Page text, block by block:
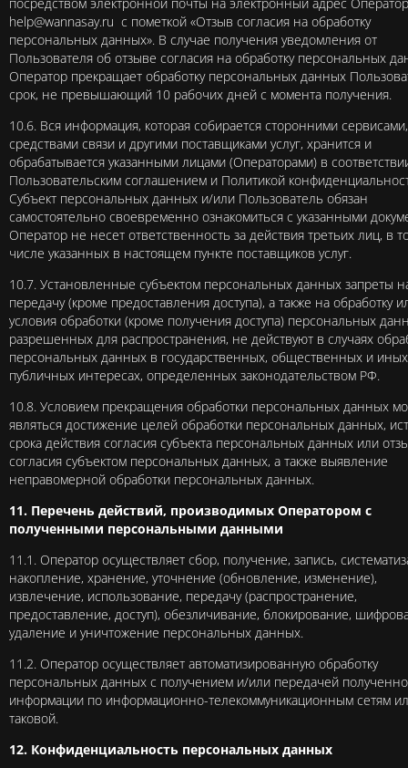
help@wannasay.ru с пометкой «Отзыв согласия на обработку
персональных данных». В случае получения уведомления от
Пользователя об отзыве согласия на обработку персональных
Оператор прекращает обработку персональных данных
срок, не превышающий 10 рабочих дней с момента получения.
10.6. Вся информация, которая собирается сторонними сервисами,
средствами связи и другими поставщиками услуг, хранится и
обрабатывается указанными лицами (Операторами) в
Пользовательским соглашением и Политикой
Субъект персональных данных и/или Пользователь обязан
самостоятельно своевременно ознакомиться с указанными
Оператор не несет ответственность за действия третьих лиц, в
числе указанных в настоящем пункте поставщиков услуг.
10.7. Установленные субъектом персональных данных запреты
передачу (кроме предоставления доступа), а также на обработку
условия обработки (кроме получения доступа) персональных
разрешенных для распространения, не действуют в случаях
персональных данных в государственных, общественных и иных
публичных интересах, определенных законодательством РФ.
10.8. Условием прекращения обработки персональных данных
являться достижение целей обработки персональных данных,
срока действия согласия субъекта персональных данных или
согласия субъектом персональных данных, а также выявление
неправомерной обработки персональных данных.
11. Перечень действий, производимых Оператором с
полученными персональными данными
11.1. Оператор осуществляет сбор, получение, запись,
накопление, хранение, уточнение (обновление, изменение),
извлечение, использование, передачу (распространение,
предоставление, доступ), обезличивание, блокирование,
удаление и уничтожение персональных данных.
11.2. Оператор осуществляет автоматизированную обработку
персональных данных с получением и/или передачей
информации по информационно-телекоммуникационным сетям
таковой.
12. Конфиденциальность персональных данных